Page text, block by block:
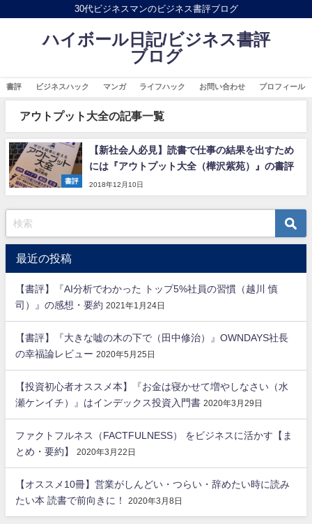
30代ビジネスマンのビジネス書評ブログ
ハイボール日記/ビジネス書評
ブログ
書評 ビジネスハック マンガ ライフハック お問い合わせ プロフィール
アウトプット大全の記事一覧
書評
【新社会人必見】読書で仕事の結果を出すため
には『アウトプット大全（樺沢紫苑）』の書評
2018年12月10日
最近の投稿
【書評】『AI分析でわかった トップ5%社員の習慣（越川 慎
司）』の感想・要約 2021年1月24日
【書評】『大きな嘘の木の下で（田中修治）』OWNDAYS社長
の幸福論レビュー 2020年5月25日
【投資初心者オススメ本】『お金は寝かせて増やしなさい（水
瀬ケンイチ）』はインデックス投資入門書 2020年3月29日
ファクトフルネス（FACTFULNESS） をビジネスに活かす【ま
とめ・要約】
2020年3月22日
【オススメ10冊】営業がしんどい・つらい・辞めたい時に読み
たい本 読書で前向きに！
2020年3月8日